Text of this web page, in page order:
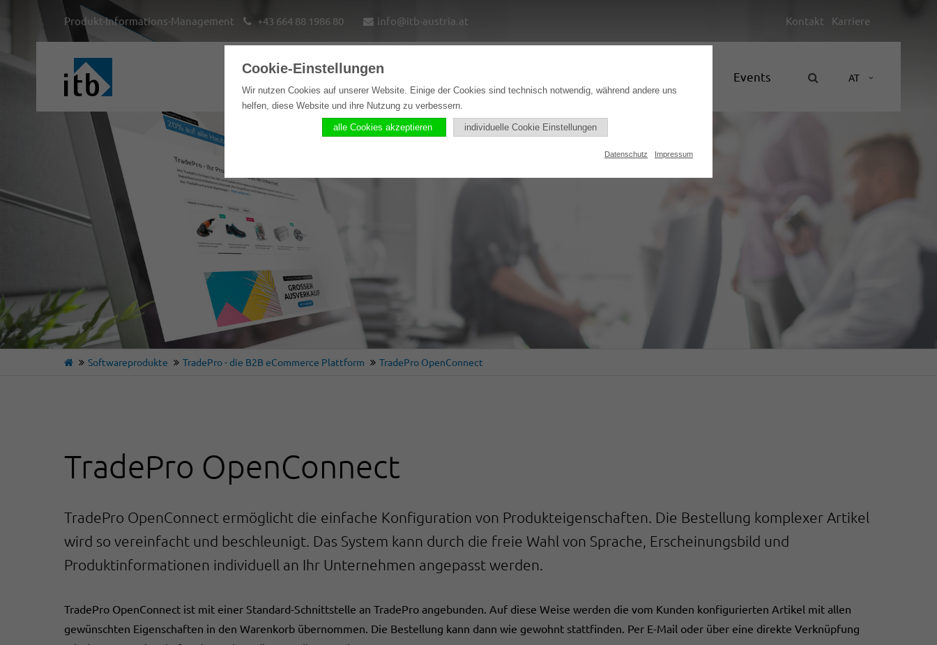
Kontakt Karriere
Produkt-Informations-Management +43 664 88 1986 80 info@itb-austria.at
AT
Home Lösungen Events
Softwareprodukte TradePro - die B2B eCommerce Plattform TradePro OpenConnect
TradePro OpenConnect
TradePro OpenConnect ermöglicht die einfache Konfiguration von Produkteigenschaften. Die Bestellung komplexer Artikel
wird so vereinfacht und beschleunigt. Das System kann durch die freie Wahl von Sprache, Erscheinungsbild und
Produktinformationen individuell an Ihr Unternehmen angepasst werden.
TradePro OpenConnect ist mit einer Standard-Schnittstelle an TradePro angebunden. Auf diese Weise werden die vom Kunden konfigurierten Artikel mit allen
gewünschten Eigenschaften in den Warenkorb übernommen. Die Bestellung kann dann wie gewohnt stattfinden. Per E-Mail oder über eine direkte Verknüpfung
Cookie-Einstellungen
Wir nutzen Cookies auf unserer Website. Einige der Cookies sind technisch notwendig, während andere uns
helfen, diese Website und ihre Nutzung zu verbessern.
alle Cookies akzeptieren individuelle Cookie Einstellungen
Datenschutz Impressum